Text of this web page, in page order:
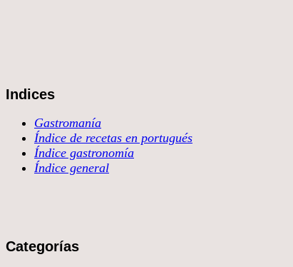
Indices
Gastromanía
Índice de recetas en portugués
Índice gastronomía
Índice general
Categorías